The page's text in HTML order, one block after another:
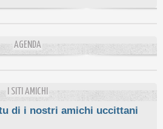
AGENDA
I SITI AMICHI
di i nostri amichi uccittani